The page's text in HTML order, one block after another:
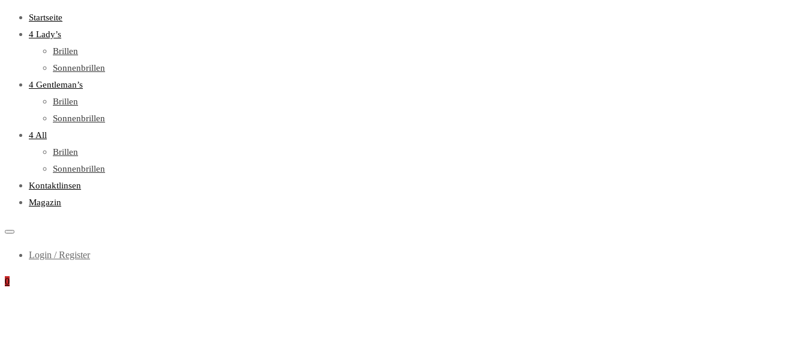
Primary
Menu
Startseite
4 Lady’s
Brillen
Sonnenbrillen
4 Gentleman’s
Brillen
Sonnenbrillen
4 All
Brillen
Sonnenbrillen
Kontaktlinsen
Magazin
Login / Register
0